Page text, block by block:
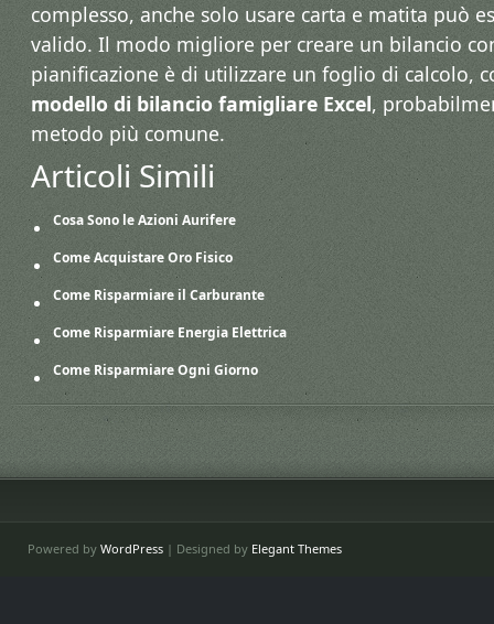
complesso, anche solo usare carta e matita può
valido. Il modo migliore per creare un bilancio
pianificazione è di utilizzare un foglio di calcolo,
modello di bilancio famigliare Excel,
metodo più comune.
Articoli Simili
Cosa Sono le Azioni Aurifere
Come Acquistare Oro Fisico
Come Risparmiare il Carburante
Come Risparmiare Energia Elettrica
Come Risparmiare Ogni Giorno
Powered by WordPress | Designed by Elegant Themes